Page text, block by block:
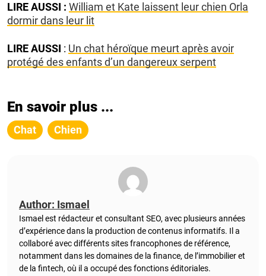
LIRE AUSSI : William et Kate laissent leur chien Orla
dormir dans leur lit
LIRE AUSSI : Un chat héroïque meurt après avoir
protégé des enfants d’un dangereux serpent
En savoir plus ...
Chat Chien
Author: Ismael
Ismael est rédacteur et consultant SEO, avec plusieurs années
d’expérience dans la production de contenus informatifs. Il a
collaboré avec différents sites francophones de référence,
notamment dans les domaines de la finance, de l’immobilier et
de la fintech, où il a occupé des fonctions éditoriales.